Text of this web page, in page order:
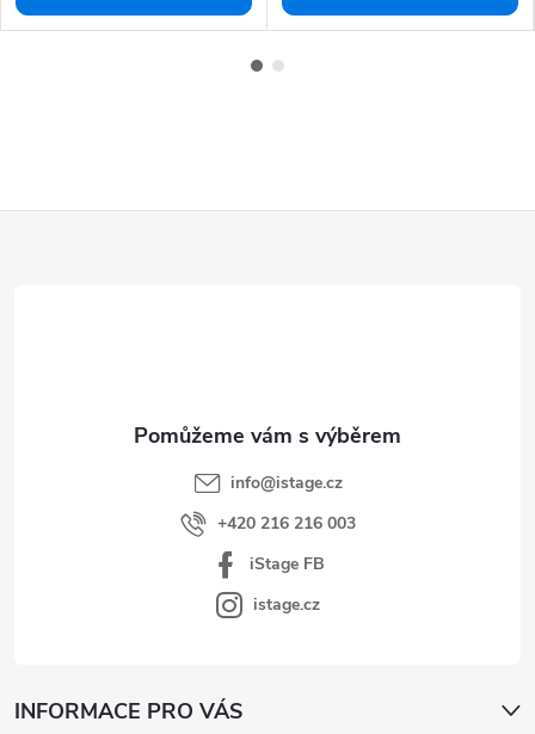
info@istage.cz
+420 216 216 003
iStage FB
istage.cz
INFORMACE PRO VÁS